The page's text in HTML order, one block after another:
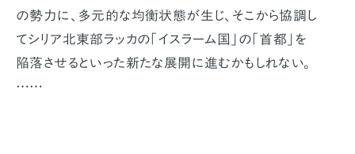
の勢力に、多元的な均衡状態が生じ、そこから協調し
てシリア北東部ラッカの「イスラーム国」の「首都」を
陥落させるといった新たな展開に進むかもしれない。
……